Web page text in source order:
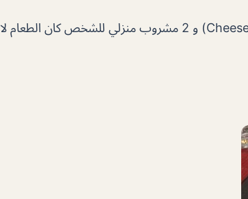
2 حلويات (Sticky Toffee Pudding و Cheesecake) و 2 مشروب منزلي للشخص كان الطعام لا